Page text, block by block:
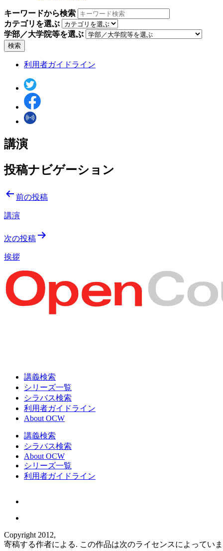
キーワードから検索
カテゴリを選ぶ
学部／大学院等を選ぶ
検索
利用者ガイドライン
講演
投稿ナビゲーション
前の投稿
講演
次の投稿
挨拶
講義検索
シリーズ一覧
シラバス検索
利用者ガイドライン
About OCW
講義検索
シラバス検索
About OCW
シリーズ一覧
利用者ガイドライン
Copyright 2012,
寄稿する作者による. この作品は次のライセンスによってい